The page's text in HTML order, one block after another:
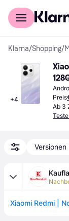
Für Shopper
Klarna/Shopping/
+4
Preis
Ab 3
Versionen